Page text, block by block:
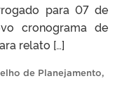
para 07 de
cronograma de
relato […]
de Planejamento,